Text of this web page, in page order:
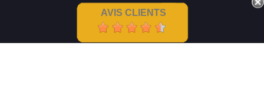
AVIS CLIENTS